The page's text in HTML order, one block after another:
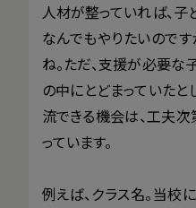
人材が整っていれば、子
なんでもやりたいので
ね。ただ、支援が必要な
の中にとどまっていたと
流できる機会は、工夫次
っています。
例えば、クラス名。当校